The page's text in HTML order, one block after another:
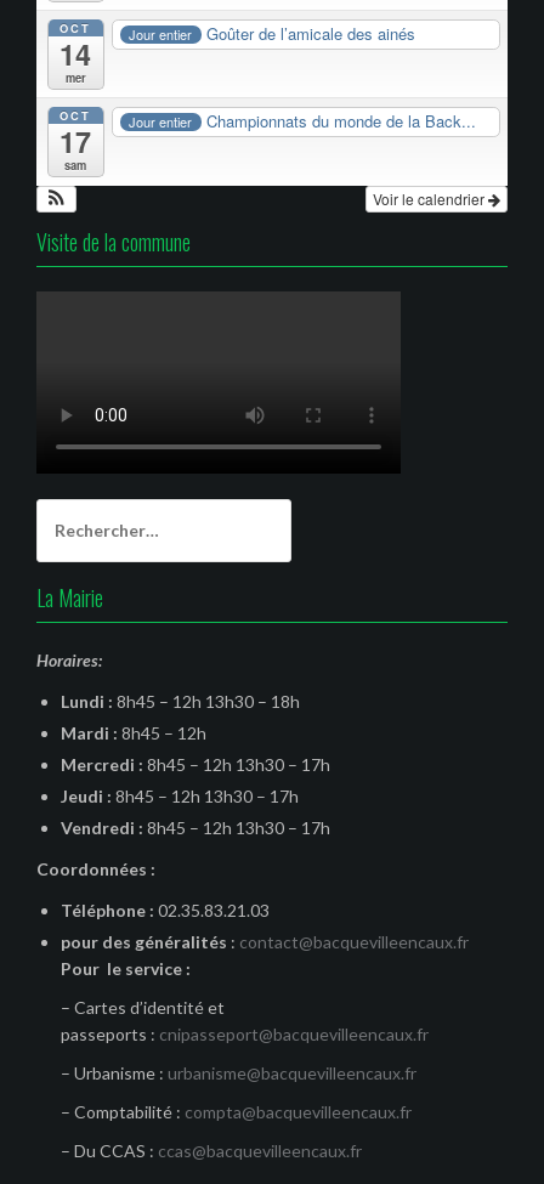
OCT
14
mer
Jour entier Goûter de l’amicale des ainés
OCT
17
sam
Jour entier Championnats du monde de la Back...
Voir le calendrier
Visite de la commune
La Mairie
Horaires:
Lundi : 8h45 – 12h 13h30 – 18h
Mardi : 8h45 – 12h
Mercredi : 8h45 – 12h 13h30 – 17h
Jeudi : 8h45 – 12h 13h30 – 17h
Vendredi : 8h45 – 12h 13h30 – 17h
Coordonnées :
Téléphone : 02.35.83.21.03
pour des généralités : contact@bacquevilleencaux.fr
Pour le service :
– Cartes d’identité et
passeports : cnipasseport@bacquevilleencaux.fr
– Urbanisme : urbanisme@bacquevilleencaux.fr
– Comptabilité : compta@bacquevilleencaux.fr
– Du CCAS : ccas@bacquevilleencaux.fr